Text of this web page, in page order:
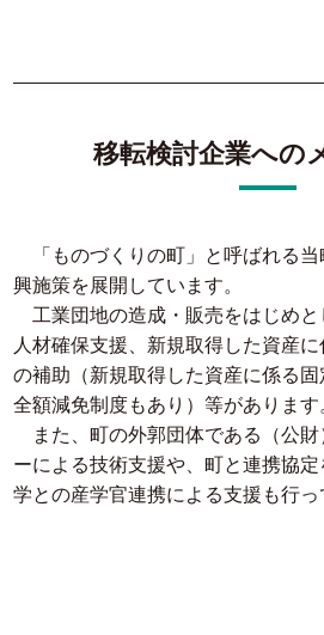
移転検討企業への
「ものづくりの町」と呼ばれる
興施策を展開しています。
工業団地の造成・販売をはじめと
人材確保支援、新規取得した資産
の補助（新規取得した資産に係る
全額減免制度もあり）等があります。
また、町の外郭団体である（公
ーによる技術支援や、町と連携協
学との産学官連携による支援も行っ